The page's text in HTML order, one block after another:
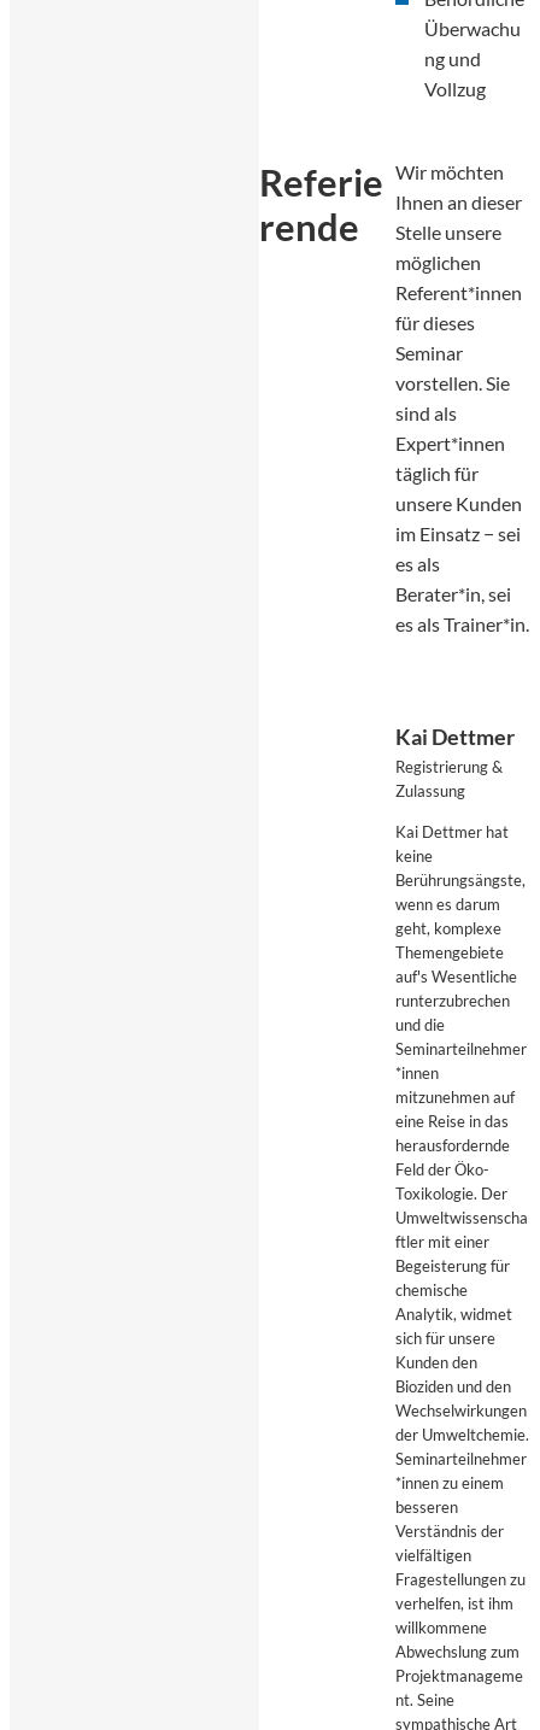
Überwachu
ng und
Vollzug
Referie
rende
Wir möchten
Ihnen an dieser
Stelle unsere
möglichen
Referent*innen
für dieses
Seminar
vorstellen. Sie
sind als
Expert*innen
täglich für
unsere Kunden
im Einsatz − sei
es als
Berater*in, sei
es als Trainer*in.
Kai Dettmer
Registrierung &
Zulassung
Kai Dettmer hat
keine
Berührungsängste,
wenn es darum
geht, komplexe
Themengebiete
auf's Wesentliche
runterzubrechen
und die
Seminarteilnehmer
*innen
mitzunehmen auf
eine Reise in das
herausfordernde
Feld der Öko-
Toxikologie. Der
Umweltwissenscha
ftler mit einer
Begeisterung für
chemische
Analytik, widmet
sich für unsere
Kunden den
Bioziden und den
Wechselwirkungen
der Umweltchemie.
Seminarteilnehmer
*innen zu einem
besseren
Verständnis der
vielfältigen
Fragestellungen zu
verhelfen, ist ihm
willkommene
Abwechslung zum
Projektmanageme
nt. Seine
sympathische Art